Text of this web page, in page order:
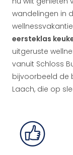
wandelingen in
eersteklas
uitgeruste
vanuit Schloss
bijvoorbeeld de
Laach, die op